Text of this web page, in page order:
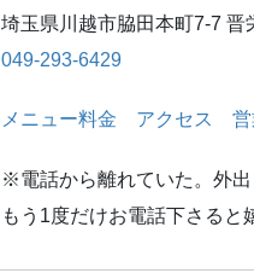
埼玉県川越市脇田本町7-7 晋
049-293-6429
メニュー料金 アクセス
※電話から離れていた。外出
もう1度だけお電話下さると